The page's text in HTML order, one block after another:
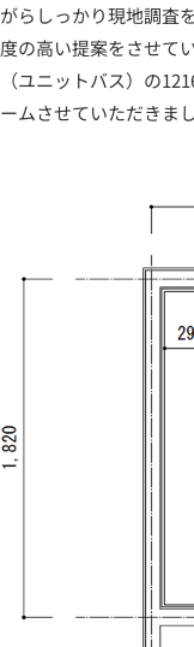
がらしっかり現地調査
度の高い提案をさせて
（ユニットバス）の
ームさせていただきまし